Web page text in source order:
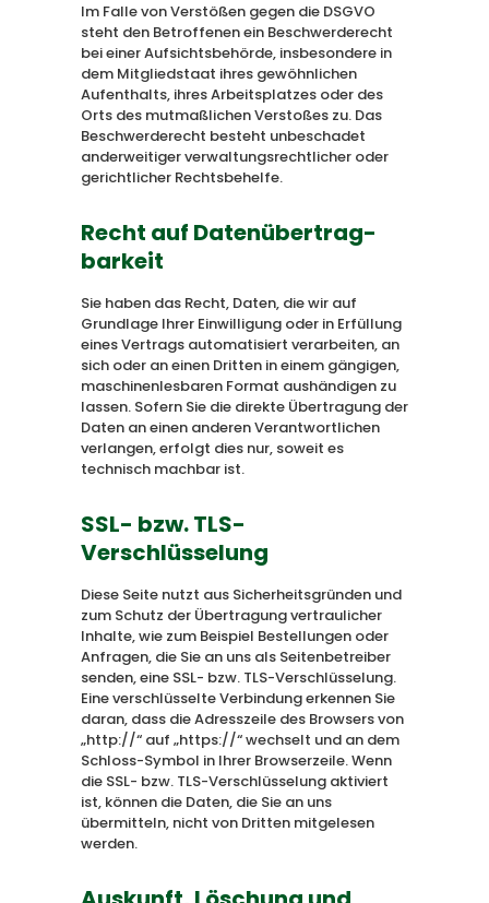
Im Falle von Verstößen gegen die DSGVO
steht den Betroffenen ein Beschwerderecht
bei einer Aufsichtsbehörde, insbesondere in
dem Mitgliedstaat ihres gewöhnlichen
Aufenthalts, ihres Arbeitsplatzes oder des
Orts des mutmaßlichen Verstoßes zu. Das
Beschwerderecht besteht unbeschadet
anderweitiger verwaltungsrechtlicher oder
gerichtlicher Rechtsbehelfe.
Recht auf Daten­übertrag­
barkeit
Sie haben das Recht, Daten, die wir auf
Grundlage Ihrer Einwilligung oder in Erfüllung
eines Vertrags automatisiert verarbeiten, an
sich oder an einen Dritten in einem gängigen,
maschinenlesbaren Format aushändigen zu
lassen. Sofern Sie die direkte Übertragung der
Daten an einen anderen Verantwortlichen
verlangen, erfolgt dies nur, soweit es
technisch machbar ist.
SSL- bzw. TLS-
Verschlüsselung
Diese Seite nutzt aus Sicherheitsgründen und
zum Schutz der Übertragung vertraulicher
Inhalte, wie zum Beispiel Bestellungen oder
Anfragen, die Sie an uns als Seitenbetreiber
senden, eine SSL- bzw. TLS-Verschlüsselung.
Eine verschlüsselte Verbindung erkennen Sie
daran, dass die Adresszeile des Browsers von
„http://“ auf „https://“ wechselt und an dem
Schloss-Symbol in Ihrer Browserzeile. Wenn
die SSL- bzw. TLS-Verschlüsselung aktiviert
ist, können die Daten, die Sie an uns
übermitteln, nicht von Dritten mitgelesen
werden.